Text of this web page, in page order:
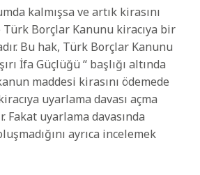
kalmışsa ve artık kirasını
Türk Borçlar Kanunu kiracıya bir
Bu hak, Türk Borçlar Kanunu
İfa Güçlüğü “ başlığı altında
maddesi kirasını ödemede
uyarlama davası açma
Fakat uyarlama davasında
ayrıca incelemek